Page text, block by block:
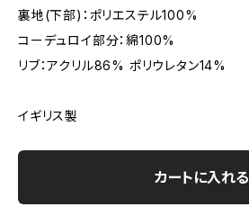
裏地(下部)：ポリエステル100%
コーデュロイ部分：綿100%
リブ：アクリル86% ポリウレタン14%
イギリス製
カートに入れる